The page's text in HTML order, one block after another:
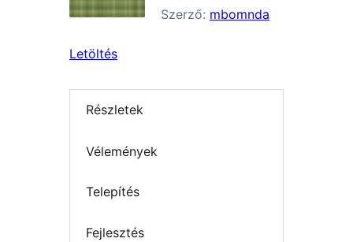
Szerző: mbomnda
Letöltés
Részletek
Vélemények
Telepítés
Fejlesztés